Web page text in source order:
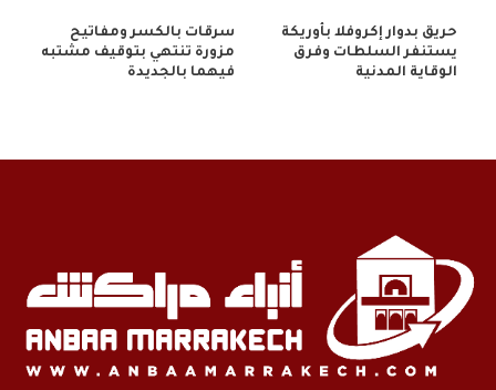
حريق بدوار إكروفلا بأوريكة
يستنفر السلطات وفرق
الوقاية المدنية
سرقات بالكسر ومفاتيح
مزورة تنتهي بتوقيف مشتبه
فيهما بالجديدة